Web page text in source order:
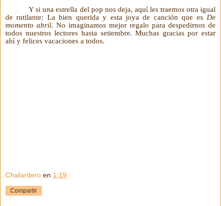
Y si una estrella del pop nos deja, aquí les traemos otra igual
de rutilante: La bien querida y esta joya de canción que es De
momento abril. No imaginamos mejor regalo para despedirnos de
todos nuestros lectores hasta setiembre. Muchas gracias por estar
ahí y felices vacaciones a todos.
Chafardero en 1:19
Compartir